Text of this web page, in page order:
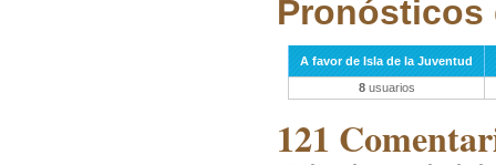
Pronósticos
A favor de Isla de la Juventud
8usuarios
121